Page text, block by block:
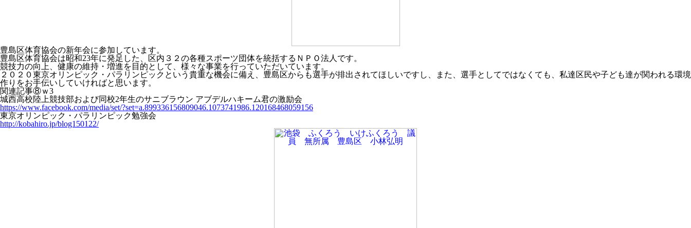
豊島区体育協会の新年会に参加しています。
豊島区体育協会は昭和23年に発足した、区内３２の各種スポーツ団体を統括するＮＰＯ法人です。
競技力の向上、健康の維持・増進を目的として、様々な事業を行っていただいています。
２０２０東京オリンピック・パラリンピックという貴重な機会に備え、豊島区からも選手が排出されてほしいですし、また、選手としてではなくても、私達区民や子ども達が関われる環境
作りをお手伝いしていければと思います。
関連記事⑧ｗ3
城西高校陸上競技部および同校2年生のサニブラウン アブデルハキーム君の激励会
https://www.facebook.com/media/set/?set=a.899336156809046.1073741986.120168468059156
東京オリンピック・パラリンピック勉強会
http://kobahiro.jp/blog150122/